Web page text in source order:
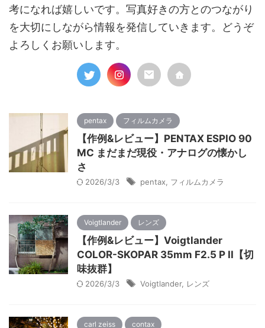
考になれば嬉しいです。写真好きの方とのつながり
を大切にしながら情報を発信していきます。どうぞ
よろしくお願いします。
pentax フィルムカメラ
【作例&レビュー】PENTAX ESPIO 90
MC まだまだ現役・アナログの懐かし
さ
2026/3/3 pentax フィルムカメラ
Voigtlander レンズ
【作例&レビュー】Voigtlander
COLOR-SKOPAR 35mm F2.5 P II【切
味抜群】
2026/3/3 Voigtlander, レンズ
carl zeiss contax